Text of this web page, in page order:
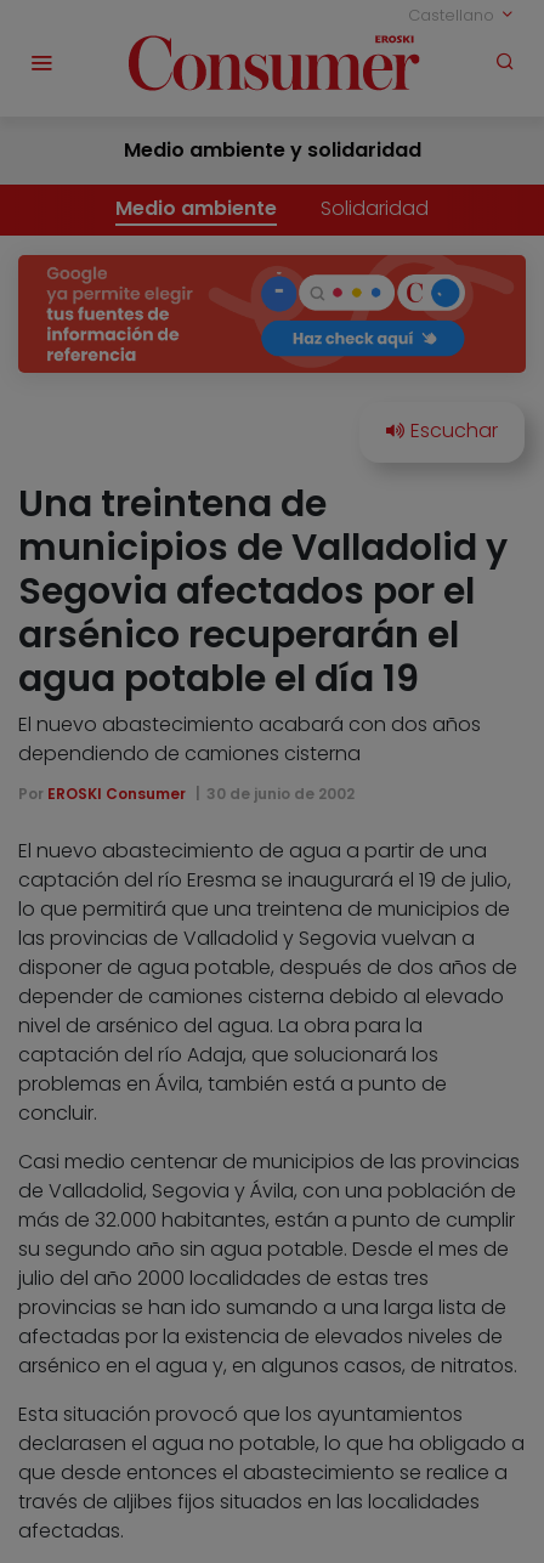
Castellano
Medio ambiente y solidaridad
Medio ambiente Solidaridad
Una treintena de
municipios de Valladolid y
Segovia afectados por el
arsénico recuperarán el
agua potable el día 19
El nuevo abastecimiento acabará con dos años
dependiendo de camiones cisterna
Por EROSKI Consumer 30 de junio de 2002
El nuevo abastecimiento de agua a partir de una
captación del río Eresma se inaugurará el 19 de julio,
lo que permitirá que una treintena de municipios de
las provincias de Valladolid y Segovia vuelvan a
disponer de agua potable, después de dos años de
depender de camiones cisterna debido al elevado
nivel de arsénico del agua. La obra para la
captación del río Adaja, que solucionará los
problemas en Ávila, también está a punto de
concluir.
Casi medio centenar de municipios de las provincias
de Valladolid, Segovia y Ávila, con una población de
más de 32.000 habitantes, están a punto de cumplir
su segundo año sin agua potable. Desde el mes de
julio del año 2000 localidades de estas tres
provincias se han ido sumando a una larga lista de
afectadas por la existencia de elevados niveles de
arsénico en el agua y, en algunos casos, de nitratos.
Esta situación provocó que los ayuntamientos
declarasen el agua no potable, lo que ha obligado a
que desde entonces el abastecimiento se realice a
través de aljibes fijos situados en las localidades
afectadas.